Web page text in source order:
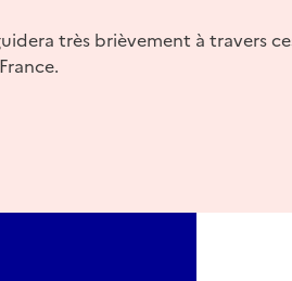
très brièvement à travers